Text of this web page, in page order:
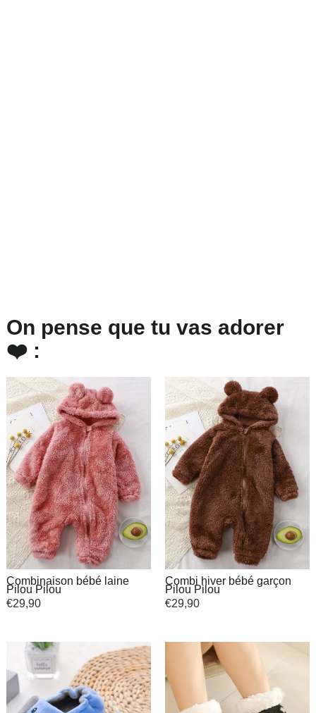
On pense que tu vas adorer
❤️ :
Combinaison bébé laine
Pilou Pilou
€29,90
Combi hiver bébé garçon
Pilou Pilou
€29,90